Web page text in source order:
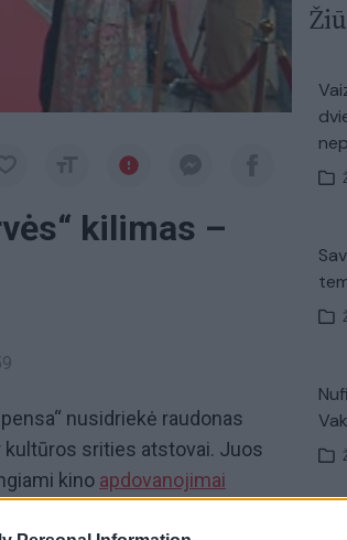
kilimas –
nusidriekė raudonas
kultūros srities atstovai. Juos
kino apdovanojimai